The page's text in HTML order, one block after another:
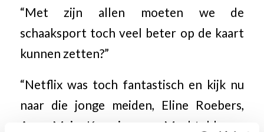
“Met zijn allen moeten we de
schaaksport toch veel beter op de kaart
kunnen zetten?”
“Netflix was toch fantastisch en kijk nu
naar die jonge meiden, Eline Roebers,
Anna-Maja Kazarian en Machteld van